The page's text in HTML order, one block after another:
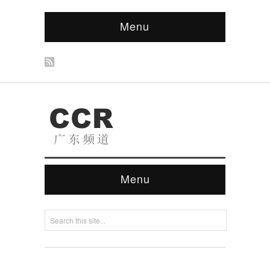
Menu
Menu